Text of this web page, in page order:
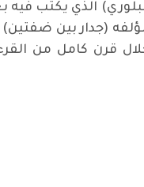
الذي يكتب
(جدار بين ضفتين)
قرن كامل من